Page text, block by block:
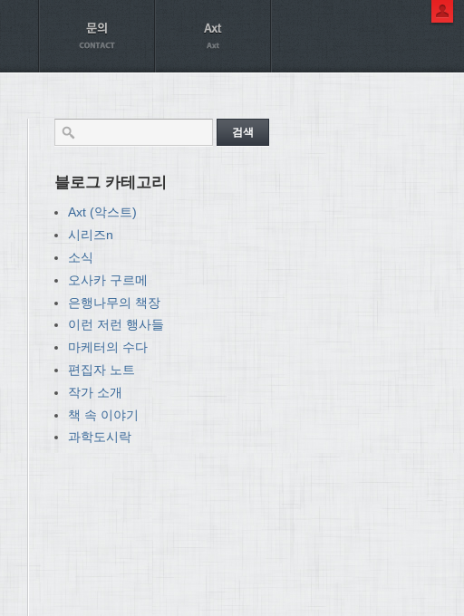
블로그 카테고리
Axt (악스트)
시리즈n
소식
오사카 구르메
은행나무의 책장
이런 저런 행사들
마케터의 수다
편집자 노트
작가 소개
책 속 이야기
과학도시락